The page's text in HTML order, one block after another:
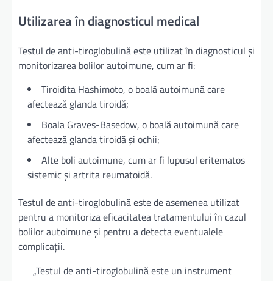
Utilizarea în diagnosticul medical
Testul de anti-tiroglobulină este utilizat în diagnosticul și
monitorizarea bolilor autoimune, cum ar fi:
Tiroidita Hashimoto, o boală autoimună care
afectează glanda tiroidă;
Boala Graves-Basedow, o boală autoimună care
afectează glanda tiroidă și ochii;
Alte boli autoimune, cum ar fi lupusul eritematos
sistemic și artrita reumatoidă.
Testul de anti-tiroglobulină este de asemenea utilizat
pentru a monitoriza eficacitatea tratamentului în cazul
bolilor autoimune și pentru a detecta eventualele
complicații.
„Testul de anti-tiroglobulină este un instrument